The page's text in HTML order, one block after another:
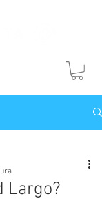
Largo?